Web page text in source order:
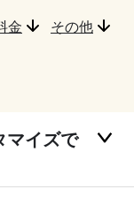
金 その他
マイズで